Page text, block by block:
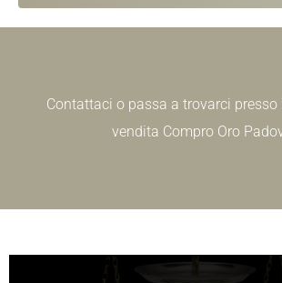
Contattaci o passa a trovarci
vendita Compro Oro